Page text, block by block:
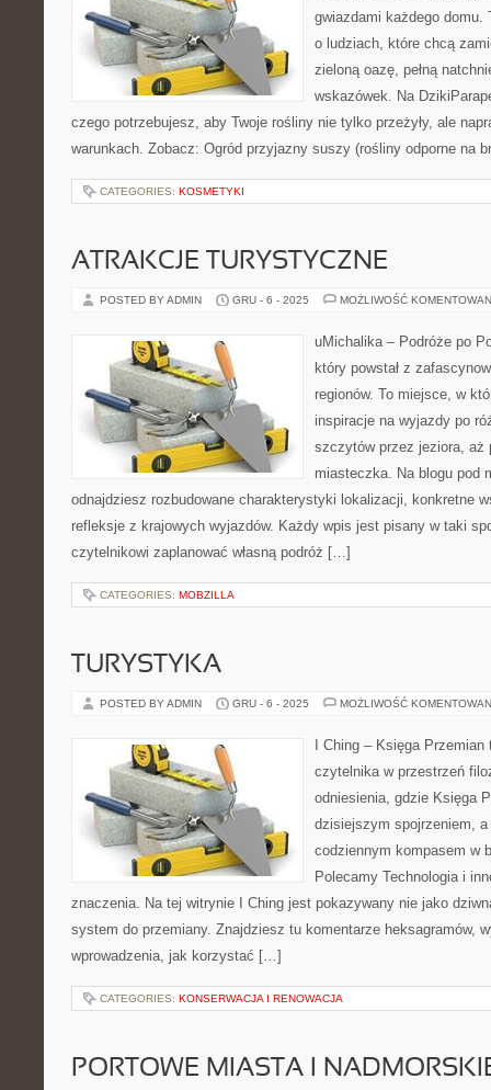
gwiazdami każdego
o ludziach, które chcą
zieloną oazę, pełną
wskazówek. Na
czego potrzebujesz, aby Twoje rośliny nie tylko przeżyły, ale
warunkach. Zobacz: Ogród przyjazny suszy (rośliny odporne na
CATEGORIES: KOSMETYKI
ATRAKCJE TURYSTYCZNE
POSTED BY ADMIN GRU - 6 - 2025 MOŻLIWOŚĆ
uMichalika – Podróże po
który powstał z
regionów. To miejsce, w
inspiracje na wyjazdy po
szczytów przez jeziora, aż
miasteczka. Na blogu pod
odnajdziesz rozbudowane charakterystyki lokalizacji, konkretne
refleksje z krajowych wyjazdów. Każdy wpis jest pisany w taki
czytelnikowi zaplanować własną podróż […]
CATEGORIES: MOBZILLA
TURYSTYKA
POSTED BY ADMIN GRU - 6 - 2025 MOŻLIWOŚĆ
I Ching – Księga
czytelnika w przestrzeń
odniesienia, gdzie Księga
dzisiejszym spojrzeniem,
codziennym kompasem w
Polecamy Technologia i
znaczenia. Na tej witrynie I Ching jest pokazywany nie jako
system do przemiany. Znajdziesz tu komentarze heksagramów,
wprowadzenia, jak korzystać […]
CATEGORIES: KONSERWACJA I RENOWACJA
PORTOWE MIASTA I